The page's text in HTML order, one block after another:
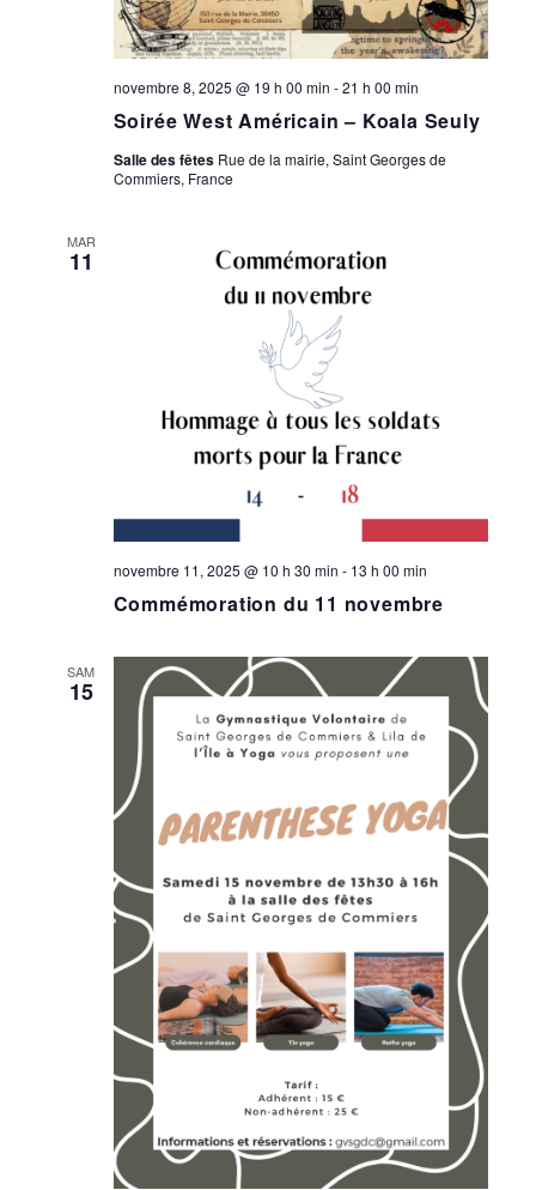
Soirée West Américain – Koala Seuly
novembre 8, 2025 @ 19 h 00 min -21 h 00 min
Salle des fêtes Rue de la mairie, Saint Georges de
Commiers, France
MAR
11
Commémoration du 11 novembre
novembre 11, 2025 @ 10 h 30 min - 13 h 00 min
SAM
15